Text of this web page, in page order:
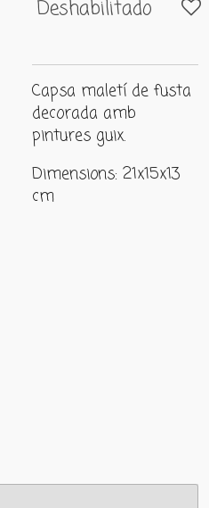
Deshabilitado
Capsa maletí de fusta
decorada amb
pintures guix.
Dimensions: 21x15x13
cm